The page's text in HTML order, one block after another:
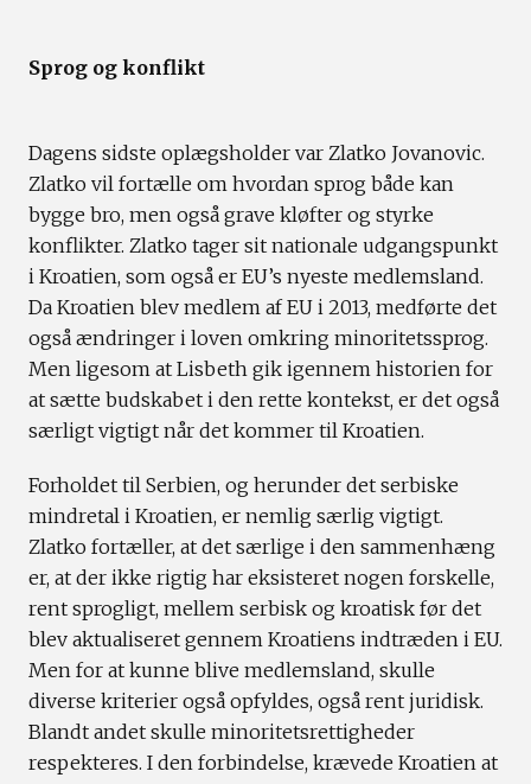
Sprog og konflikt
Dagens sidste oplægsholder var Zlatko Jovanovic.
Zlatko vil fortælle om hvordan sprog både kan
bygge bro, men også grave kløfter og styrke
konflikter. Zlatko tager sit nationale udgangspunkt
i Kroatien, som også er EU’s nyeste medlemsland.
Da Kroatien blev medlem af EU i 2013, medførte det
også ændringer i loven omkring minoritetssprog.
Men ligesom at Lisbeth gik igennem historien for
at sætte budskabet i den rette kontekst, er det også
særligt vigtigt når det kommer til Kroatien.
Forholdet til Serbien, og herunder det serbiske
mindretal i Kroatien, er nemlig særlig vigtigt.
Zlatko fortæller, at det særlige i den sammenhæng
er, at der ikke rigtig har eksisteret nogen forskelle,
rent sprogligt, mellem serbisk og kroatisk før det
blev aktualiseret gennem Kroatiens indtræden i EU.
Men for at kunne blive medlemsland, skulle
diverse kriterier også opfyldes, også rent juridisk.
Blandt andet skulle minoritetsrettigheder
respekteres. I den forbindelse, krævede Kroatien at